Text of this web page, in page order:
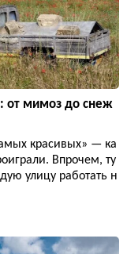
от мимоз до снеж
красивых» — ка
Впрочем, ту
улицу работать н